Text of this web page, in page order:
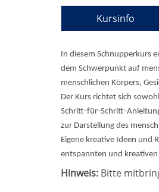
Kursinfo
In diesem Schnupperkurs
dem Schwerpunkt auf
menschlichen Körpers,
Der Kurs richtet sich
Schritt-für-Schritt-
zur Darstellung des
Eigene kreative Ideen und
entspannten und
Hinweis: Bitte